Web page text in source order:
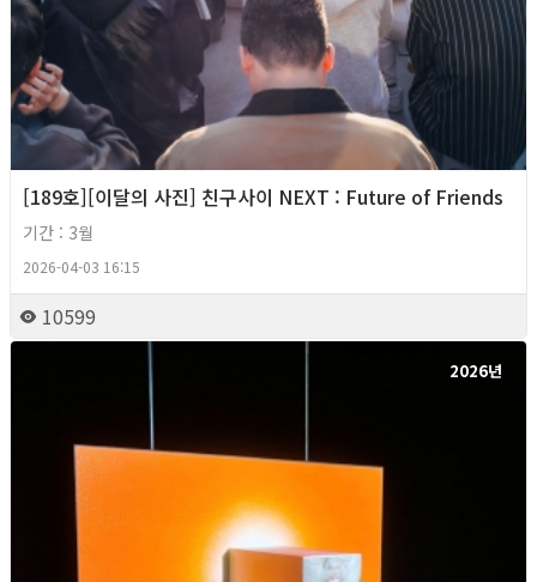
[189호][이달의 사진] 친구사이 NEXT : Future of Friends
기간 : 3월
2026-04-03 16:15
10599
2026년